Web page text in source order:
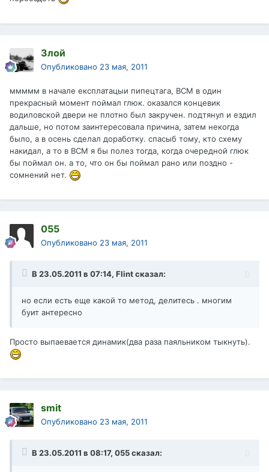
Злой
Опубликовано 23 мая, 2011
ммммм в начале експлатацыи пипецтага, ВСМ в один
прекрасный момент поймал глюк. оказался концевик
водиловской двери не плотно был закручен. подтянул и ездил
дальше, но потом заинтересовала причина, затем некогда
было, а в осень сделал доработку. спасыб тому, кто схему
накидал, а то в ВСМ я бы полез тогда, когда очередной глюк
бы поймал он. а то, что он бы поймал рано или поздно -
сомнений нет.
055
Опубликовано 23 мая, 2011
В 23.05.2011 в 07:14, Flint сказал:
но если есть еще какой то метод, делитесь . многим
буит антересно
Просто выпаевается динамик(два раза паяльником тыкнуть).
smit
Опубликовано 23 мая, 2011
В 23.05.2011 в 08:17, 055 сказал: